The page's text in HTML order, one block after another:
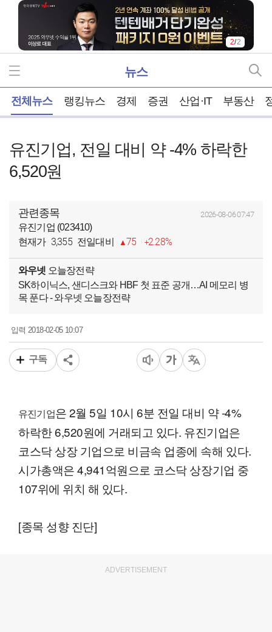
1/2
뉴스
전체뉴스 랭킹뉴스 경제 증권 산업·IT 부동산
유진기업, 전일 대비 약 -4% 하락한
6,520원
관련종목 2026-08-06 07:47
유진기업 (023410)
현재가 3,355 전일대비 75 2.28%
와우넷 오늘장전략
SK하이닉스, 샌디스크와 HBF 첫 표준 공개…AI 메모리 병
목 푼다 - 와우넷 오늘장전략
입력 2018-02-05 10:07
구독
유진기업은 2월 5일 10시 6분 전일 대비 약 -4%
하락한 6,520원에 거래되고 있다. 유진기업은
코스닥 상장 기업으로 비금속 업종에 속해 있다.
시가총액은 4,941억원으로 코스닥 상장기업 중
107위에 위치 해 있다.
[종목 성향 진단]
ADVERTISEMENT